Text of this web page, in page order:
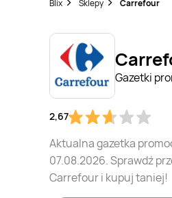
Blix Sklepy Carrefour
Gazetki
2,67
Aktualna gazetka
07.08.2026. Sprawdź
Carrefour i kupuj taniej!